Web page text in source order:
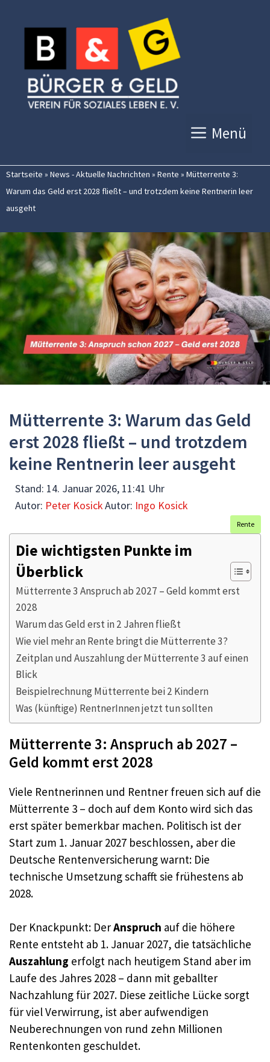
Inhalt
springen
Menü
Startseite » News - Aktuelle Nachrichten » Rente » Mütterrente 3:
Warum das Geld erst 2028 fließt – und trotzdem keine Rentnerin leer
ausgeht
Mütterrente 3: Warum das Geld
erst 2028 fließt – und trotzdem
keine Rentnerin leer ausgeht
Stand: 14. Januar 2026, 11:41 Uhr
Autor: Peter KosickAutor: Ingo Kosick
Rente
Die wichtigsten Punkte im
Überblick
Mütterrente 3 Anspruch ab 2027 – Geld kommt erst
2028
Warum das Geld erst in 2 Jahren fließt
Wie viel mehr an Rente bringt die Mütterrente 3?
Zeitplan und Auszahlung der Mütterrente 3 auf einen
Blick
Beispielrechnung Mütterrente bei 2 Kindern
Was (künftige) RentnerInnen jetzt tun sollten
Mütterrente 3: Anspruch ab 2027 –
Geld kommt erst 2028
Viele Rentnerinnen und Rentner freuen sich auf die
Mütterrente 3 – doch auf dem Konto wird sich das
erst später bemerkbar machen. Politisch ist der
Start zum 1. Januar 2027 beschlossen, aber die
Deutsche Rentenversicherung warnt: Die
technische Umsetzung schafft sie frühestens ab
2028.​
Der Knackpunkt: DerAnspruch auf die höhere
Rente entsteht ab 1. Januar 2027, die tatsächliche
Auszahlung erfolgt nach heutigem Stand aber im
Laufe des Jahres 2028 – dann mit geballter
Nachzahlung für 2027. Diese zeitliche Lücke sorgt
für viel Verwirrung, ist aber aufwendigen
Neuberechnungen von rund zehn Millionen
Rentenkonten geschuldet.​